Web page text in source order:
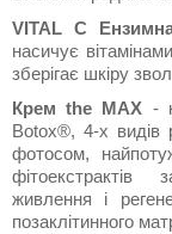
VITAL C
насичує
зберігає шкіру
Крем the MAX -
Botox®, 4-х видів
фотосом,
фітоекстрактів
живлення і
позаклітинного